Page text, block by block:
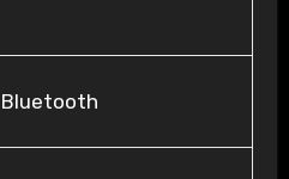
‎Bluetooth